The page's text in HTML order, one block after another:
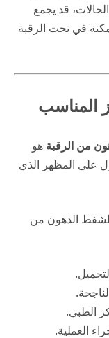
قد يجمع
في نحت الرقبة
المناسب
من الرقبة هو
على المظهر الذي
الدهون من
الطبي.
العملية.